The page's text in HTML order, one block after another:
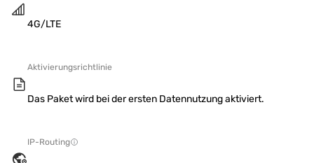
4G/LTE
Aktivierungsrichtlinie
Das Paket wird bei der ersten Datennutzung aktiviert.
IP-Routing